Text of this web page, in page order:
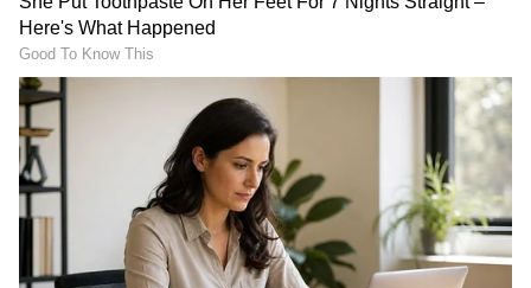
இந்த நிலையில், பெர்குசன் வரும் வீடியோ
ஒன்றை கேகேஆர் வெளியிட்டுள்ளது.
அதில், காய்கறி மார்க்கெட்டிற்கு சென்று
சுரைக்காய் தேடும் பெர்குசனுக்கு ஒரு
பெரிய சுரைக்காய் ஒன்றை காய்கறி
வேலைடா இது?